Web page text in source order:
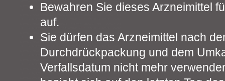
Bewahren Sie dieses Arzneimittel
auf.
Sie dürfen das Arzneimittel nach
Durchdrückpackung und dem
Verfallsdatum nicht mehr